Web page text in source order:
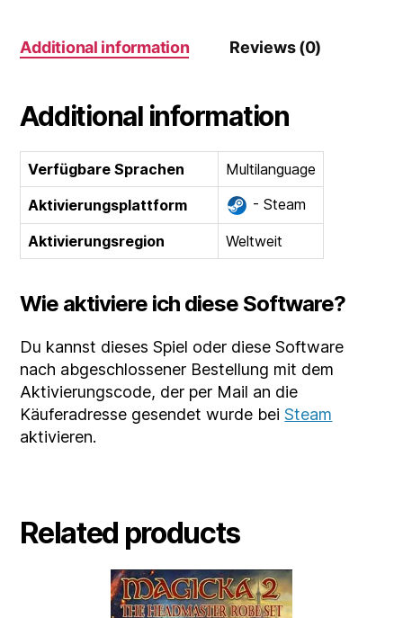
Additional information Reviews (0)
Additional information
Verfügbare Sprachen
Multilanguage
Aktivierungsplattform
- Steam
Aktivierungsregion Weltweit
Wie aktiviere ich diese Software?
Du kannst dieses Spiel oder diese Software
nach abgeschlossener Bestellung mit dem
Aktivierungscode, der per Mail an die
Käuferadresse gesendet wurde beiSteam
aktivieren.
Related products